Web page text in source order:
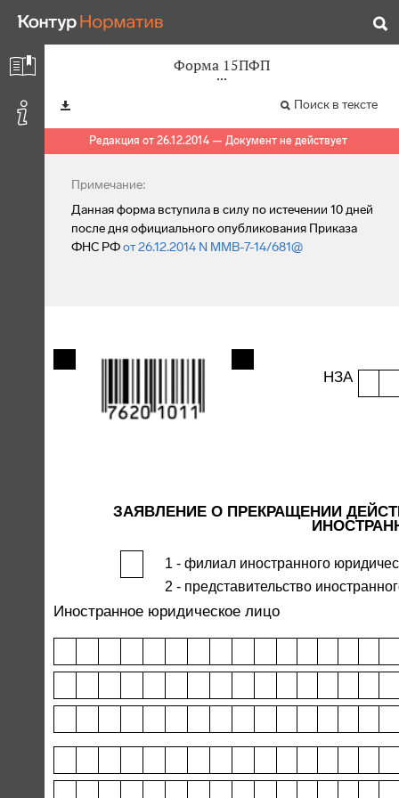
Форма 15ПФП
Поиск в тексте
Редакция от 26.12.2014 — Документ не действует
Примечание:
Данная форма вступила в силу по истечении 10 дней
после дня официального опубликования Приказа
ФНС РФот 26.12.2014 N ММВ-7-14/681@
НЗА
ЗАЯВЛЕНИЕ О ПРЕКРАЩЕНИИ
1 - филиал иностранного
2 - представительство
Иностранное юридическое лицо